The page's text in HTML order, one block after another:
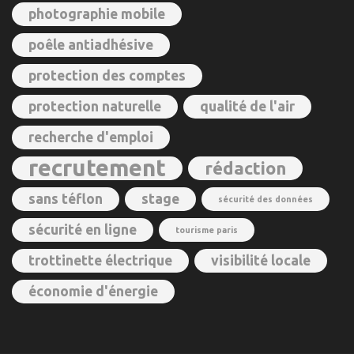
photographie mobile
poêle antiadhésive
protection des comptes
protection naturelle qualité de l'air
recherche d'emploi
recrutement rédaction
sans téflon stage sécurité des données
sécurité en ligne tourisme paris
trottinette électrique visibilité locale
économie d'énergie